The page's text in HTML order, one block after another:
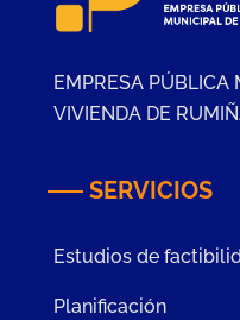
EMPRESA PÚBLICA
VIVIENDA DE
SERVICIOS
Estudios de
Planificación